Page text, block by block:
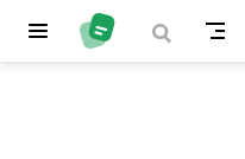
跳至主要內容